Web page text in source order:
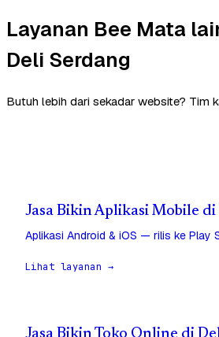
Layanan Bee Mata
Deli Serdang
Butuh lebih dari sekadar website? Tim
Jasa Bikin Aplikasi Mobile
Aplikasi Android & iOS — rilis ke Play
Lihat layanan →